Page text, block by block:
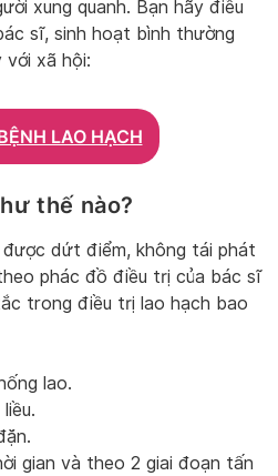
xung quanh. Bạn hãy điều
sĩ, sinh hoạt bình thường
với xã hội:
LAO HẠCH
thế nào?
dứt điểm, không tái phát
phác đồ điều trị của bác sĩ
trong điều trị lao hạch bao
lao.
gian và theo 2 giai đoạn tấn